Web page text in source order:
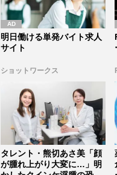
明日働ける単発バイト求人
サイト
ショットワークス
タレント・熊切あさ美「顔
が腫れ上がり大変に…」明